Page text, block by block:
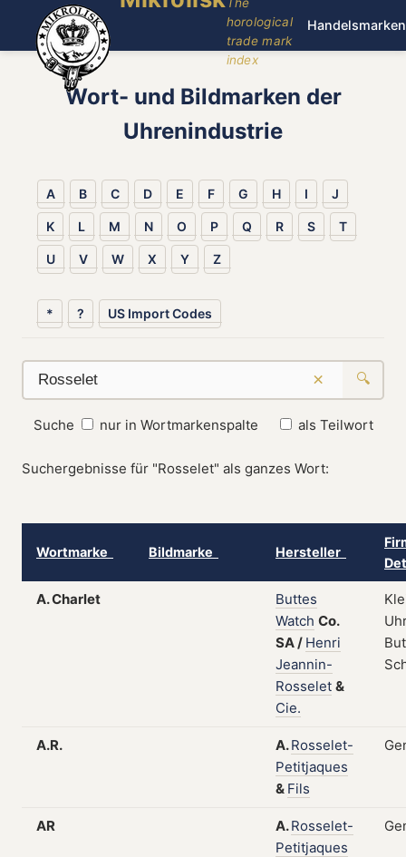
horological
trade mark
index
Handelsmarken
Wort- und Bildmarken der
Uhrenindustrie
A B C D E F G H I J
K L M N O P Q R S T
U V W X Y Z
* ? US Import Codes
× 🔍
Suche nur in Wortmarkenspalte als Teilwort
Suchergebnisse für "Rosselet" als ganzes Wort:
Wortmarke Bildmarke Hersteller
A. Charlet
Buttes
Watch Co.
SA/ Henri
Jeannin-
Rosselet &
Cie.
A.R. A.Rosselet-
Petitjaques
& Fils
AR A.Rosselet-
Petitjaques